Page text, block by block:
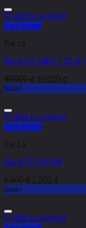
Add to wishlist
Xem nhanh
Bìa Lá
Bìa lá FO-DB01 ( 20 lá )
40.000₫ 30.000 ₫
Sale!
Add to wishlist
Xem nhanh
Bìa Lá
Bìa lá FO-CH168
3.000₫ 2.000 ₫
Sale!
Add to wishlist